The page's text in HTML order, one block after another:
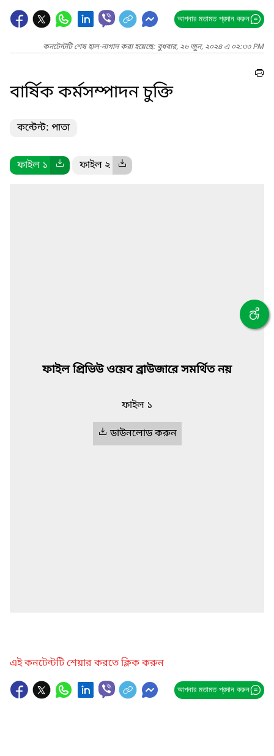
আপনার মতামত প্রদান করুন
কনটেন্টটি শেষ হাল-নাগাদ করা হয়েছে: বুধবার, ২৬ জুন, ২০২৪ এ ০২:৩৩ PM
বার্ষিক কর্মসম্পাদন চুক্তি
কন্টেন্ট: পাতা
ফাইল ১ ফাইল ২
ফাইল প্রিভিউ ওয়েব ব্রাউজারে সমর্থিত নয়
ফাইল ১
ডাউনলোড করুন
এই কনটেন্টটি শেয়ার করতে ক্লিক করুন
আপনার মতামত প্রদান করুন